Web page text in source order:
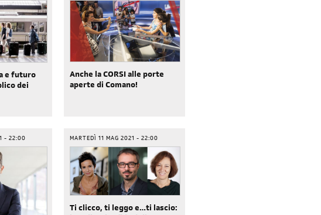
e futuro
dei
Anche la CORSI alle porte
aperte di Comano!
- 22:00 MARTEDÌ 11 MAG 2021 - 22:00
Ti clicco, ti leggo e…ti lascio: